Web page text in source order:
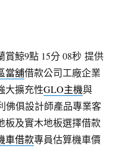
鯨9點 15分 08秒 提供
當舖借款公司工廠企業
大擴充性GLO主機與
佛俱設計師產品專業客
板及實木地板選擇借款
車借款專員估算機車價